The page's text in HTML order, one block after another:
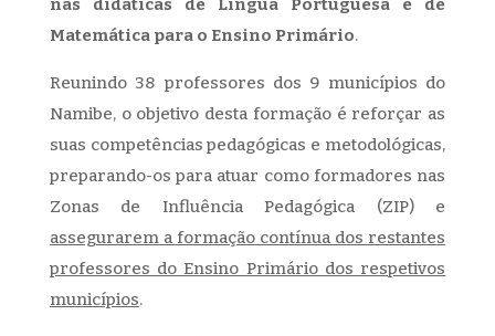
nas didáticas de Língua Portuguesa e de
Matemática para o Ensino Primário.
Reunindo 38 professores dos 9 municípios do
Namibe, o objetivo desta formação é reforçar as
suas competências pedagógicas e metodológicas,
preparando-os para atuar como formadores nas
Zonas de Influência Pedagógica (ZIP) e
assegurarem a formação contínua dos restantes
professores do Ensino Primário dos respetivos
municípios.